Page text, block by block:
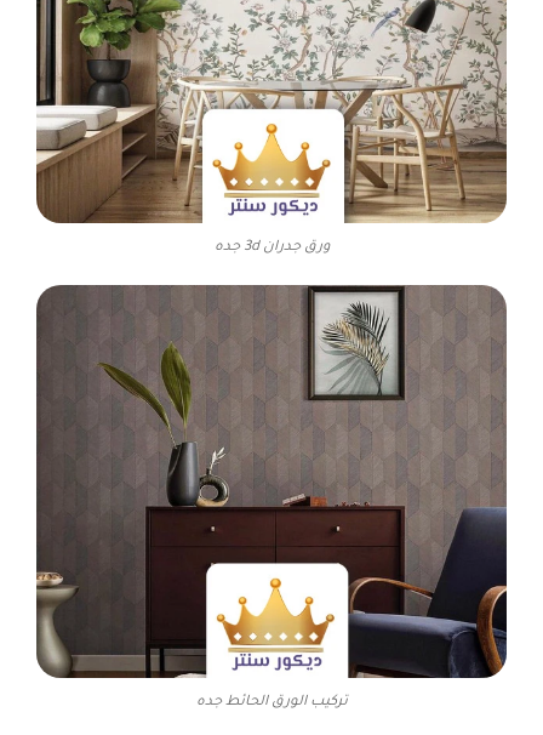
ورق جدران 3d جده
تركيب الورق الحائط جده